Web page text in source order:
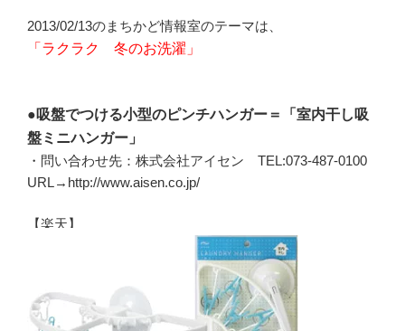
2013/02/13のまちかど情報室のテーマは、
「ラクラク 冬のお洗濯」
●吸盤でつける小型のピンチハンガー＝「室内干し吸
盤ミニハンガー」
・問い合わせ先：株式会社アイセン TEL:073-487-0100
URL→http://www.aisen.co.jp/
【楽天】